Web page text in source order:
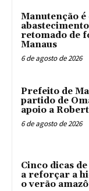
Manutenção
retomado de
Manaus
6 de agosto de 2026
Prefeito de
partido de
apoio a
6 de agosto de 2026
Cinco dicas
a reforçar a
o verão